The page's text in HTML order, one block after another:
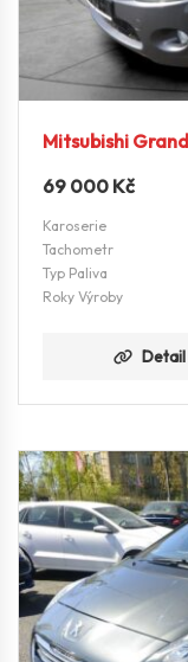
Mitsubishi
69 000 Kč
Karoserie
Tachometr
Typ Paliva
Roky Výroby
Detail